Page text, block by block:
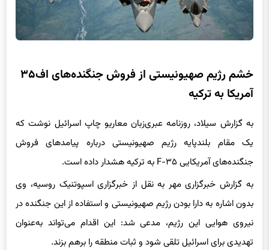
خشم رژیم صهیونیستی از فروش جنگنده‌های اف۳۵
آمریکا به ترکیه
به گزارش سیلاد، روزنامه عبری‌زبان معاریو چاپ اسرائیل نوشت که
یک مقام بلندپایه رژیم صهیونیستی درباره پیامدهای فروش
جنگنده‌های آمریکایی F-۳۵ به ترکیه هشدار داده است.
به گزارش خبرگزاری مهر به نقل از خبرگزاری اسپوتنیک روسیه، وی
بدون اشاره به دارا بودن رژیم صهیونیستی و استفاده از این جنگنده در
نیروی هوایی این رژیم، مدعی شد: این اقدام می‌تواند به‌عنوان
تهدیدی برای اسرائیل تلقی شود و ثبات منطقه را برهم بزند.